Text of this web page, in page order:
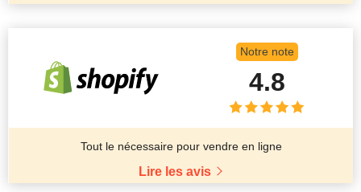
Notre note
4.8
Tout le nécessaire pour vendre en ligne
Lire les avis